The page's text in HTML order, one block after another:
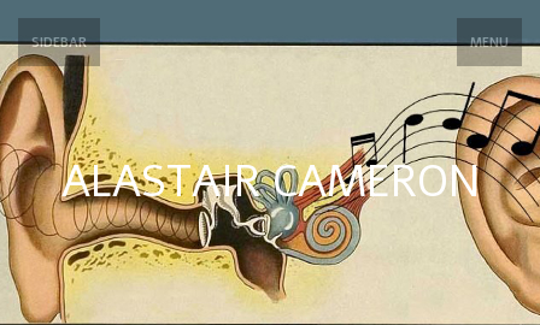
SIDEBAR MENU
ALASTAIR CAMERON